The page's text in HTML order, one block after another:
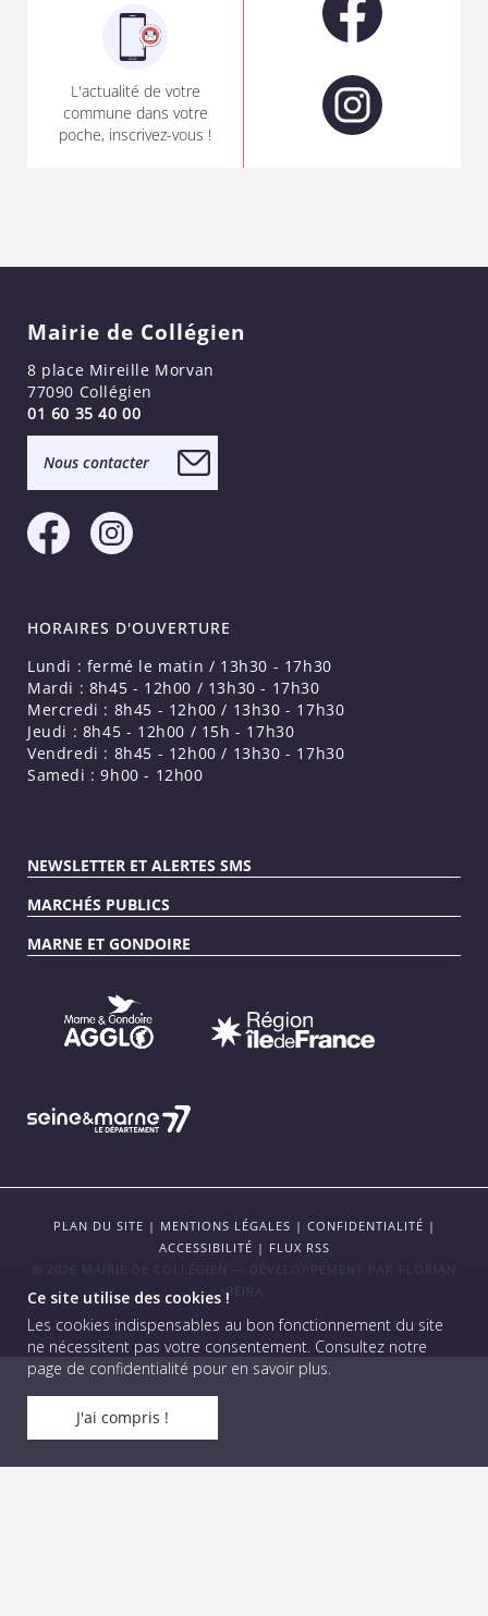
Ce site utilise des cookies !
Les cookies indispensables au bon fonctionnement du site
ne nécessitent pas votre consentement. Consultez notre
page de confidentialité pour en savoir plus.
J'ai compris !
L'actualité de votre
commune dans votre
poche, inscrivez-vous !
Mairie de Collégien
8 place Mireille Morvan
77090 Collégien
01 60 35 40 00
Nous contacter
HORAIRES D'OUVERTURE
Lundi : fermé le matin / 13h30 - 17h30
Mardi : 8h45 - 12h00 / 13h30 - 17h30
Mercredi : 8h45 - 12h00 / 13h30 - 17h30
Jeudi : 8h45 - 12h00 / 15h - 17h30
Vendredi : 8h45 - 12h00 / 13h30 - 17h30
Samedi : 9h00 - 12h00
NEWSLETTER ET ALERTES SMS
MARCHÉS PUBLICS
MARNE ET GONDOIRE
PLAN DU SITE | MENTIONS LÉGALES | CONFIDENTIALITÉ |
ACCESSIBILITÉ | FLUX RSS
VIEIRA